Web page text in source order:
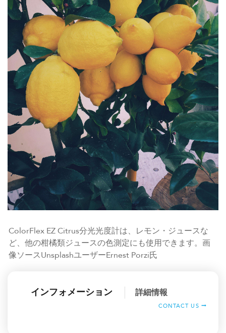
ColorFlex EZ Citrus分光光度計は、レモン・ジュースな
ど、他の柑橘類ジュースの色測定にも使用できます。画
像ソースUnsplashユーザーErnest Porzi氏
インフォメーション 詳細情報
CONTACT US